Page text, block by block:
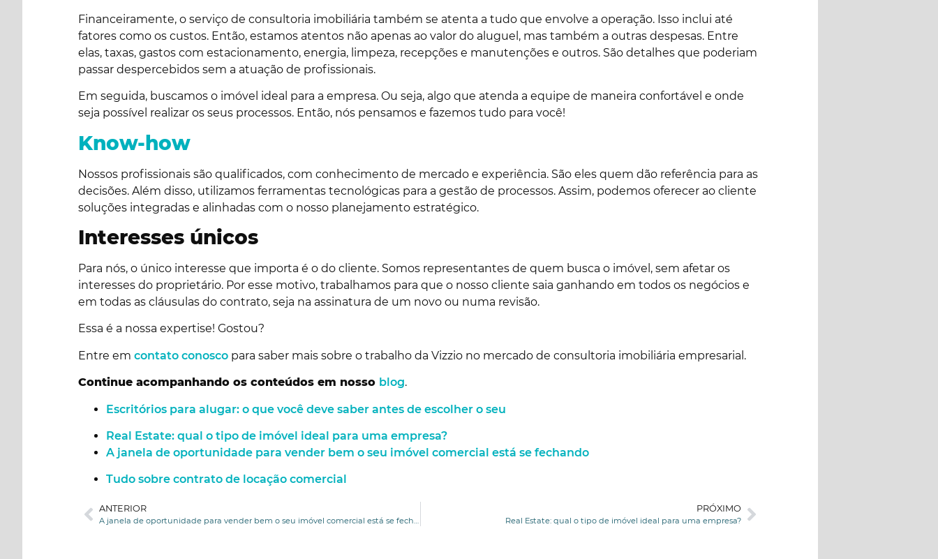
Financeiramente, o serviço de consultoria imobiliária também se atenta a tudo que envolve a operação. Isso inclui até
fatores como os custos. Então, estamos atentos não apenas ao valor do aluguel, mas também a outras despesas. Entre
elas, taxas, gastos com estacionamento, energia, limpeza, recepções e manutenções e outros. São detalhes que poderiam
passar despercebidos sem a atuação de profissionais.
Em seguida, buscamos o imóvel ideal para a empresa. Ou seja, algo que atenda a equipe de maneira confortável e onde
seja possível realizar os seus processos. Então, nós pensamos e fazemos tudo para você!
Know-how
Nossos profissionais são qualificados, com conhecimento de mercado e experiência. São eles quem dão referência para as
decisões. Além disso, utilizamos ferramentas tecnológicas para a gestão de processos. Assim, podemos oferecer ao cliente
soluções integradas e alinhadas com o nosso planejamento estratégico.
Interesses únicos
Para nós, o único interesse que importa é o do cliente. Somos representantes de quem busca o imóvel, sem afetar os
interesses do proprietário. Por esse motivo, trabalhamos para que o nosso cliente saia ganhando em todos os negócios e
em todas as cláusulas do contrato, seja na assinatura de um novo ou numa revisão.
Essa é a nossa expertise! Gostou?
Entre em contato conosco para saber mais sobre o trabalho da Vizzio no mercado de consultoria imobiliária empresarial.
Continue acompanhando os conteúdos em nosso blog.
Escritórios para alugar: o que você deve saber antes de escolher o seu
Real Estate: qual o tipo de imóvel ideal para uma empresa?
A janela de oportunidade para vender bem o seu imóvel comercial está se fechando
Tudo sobre contrato de locação comercial
ANTERIOR
A janela de oportunidade para vender bem o seu imóvel comercial está se fechando.
PRÓXIMO
Real Estate: qual o tipo de imóvel ideal para uma empresa?